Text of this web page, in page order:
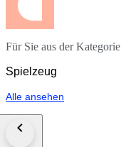
Für Sie aus der Kategorie
Spielzeug
Alle ansehen